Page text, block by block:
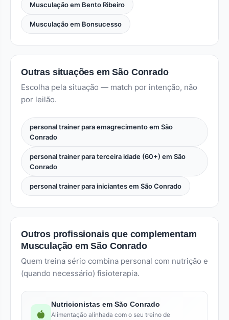
Musculação em Bento Ribeiro
Musculação em Bonsucesso
Outras situações em São Conrado
Escolha pela situação — match por intenção, não
por leilão.
personal trainer para emagrecimento em São
Conrado
personal trainer para terceira idade (60+) em São
Conrado
personal trainer para iniciantes em São Conrado
Outros profissionais que complementam
Musculação em São Conrado
Quem treina sério combina personal com nutrição e
(quando necessário) fisioterapia.
Nutricionistas em São Conrado
Alimentação alinhada com o seu treino de